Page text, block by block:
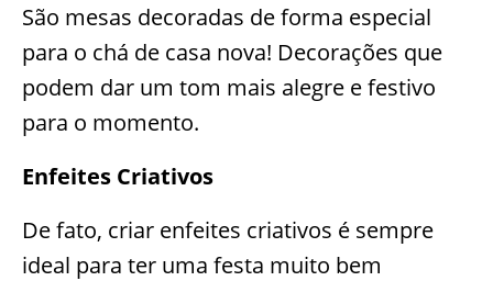
São mesas decoradas de forma especial
para o chá de casa nova! Decorações que
podem dar um tom mais alegre e festivo
para o momento.
Enfeites Criativos
De fato, criar enfeites criativos é sempre
ideal para ter uma festa muito bem